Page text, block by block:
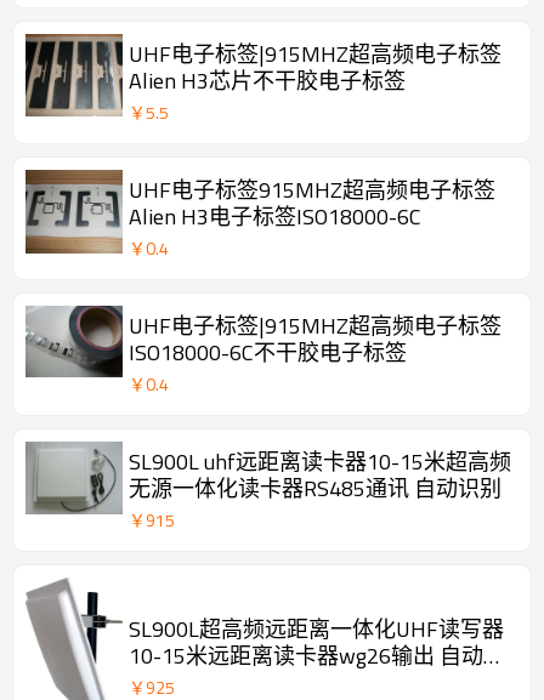
UHF电子标签|915MHZ超高频电子标签
Alien H3芯片不干胶电子标签
￥5.5
UHF电子标签915MHZ超高频电子标签
Alien H3电子标签ISO18000-6C
￥0.4
UHF电子标签|915MHZ超高频电子标签
ISO18000-6C不干胶电子标签
￥0.4
SL900L uhf远距离读卡器10-15米超高频
无源一体化读卡器RS485通讯 自动识别
￥915
SL900L超高频远距离一体化UHF读写器
10-15米远距离读卡器wg26输出 自动识
别管理
￥925